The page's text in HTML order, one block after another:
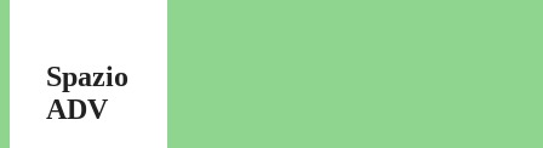
Spazio
ADV